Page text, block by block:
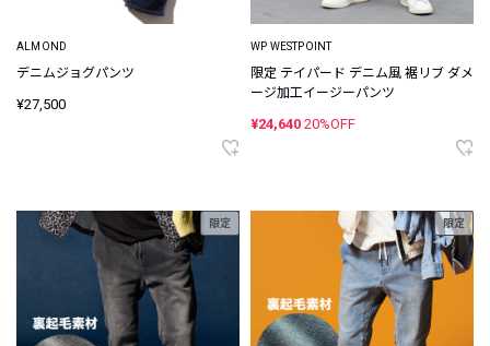
ALMOND
デニムジョグパンツ
¥27,500
WP WESTPOINT
限定 テイパード デニム風 裾リブ ダメ
ージ加工イージーパンツ
¥24,640 20%OFF
限定 限定